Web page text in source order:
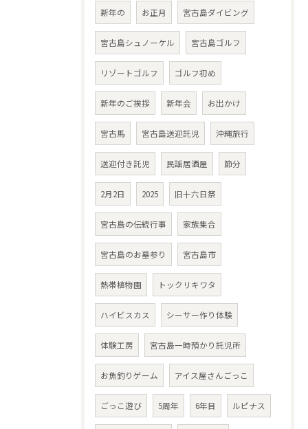
新年の お正月 宮古島ダイビング
宮古島シュノーケル 宮古島ゴルフ
リゾートゴルフ ゴルフ初め
新年のご挨拶 新年会 お出かけ
宮古馬 宮古島送迎託児 沖縄旅行
送迎付き託児 民謡居酒屋 節分
2月2日 2025 旧十六日祭
宮古島の伝統行事 家族集合
宮古島のお墓参り 宮古島市
熱帯植物園 トックリキワタ
ハイビスカス シーサー作り体験
体験工房 宮古島一時預かり託児所
お魚釣りゲーム アイス屋さんごっこ
ごっこ遊び 5周年 6年目 ルピナス